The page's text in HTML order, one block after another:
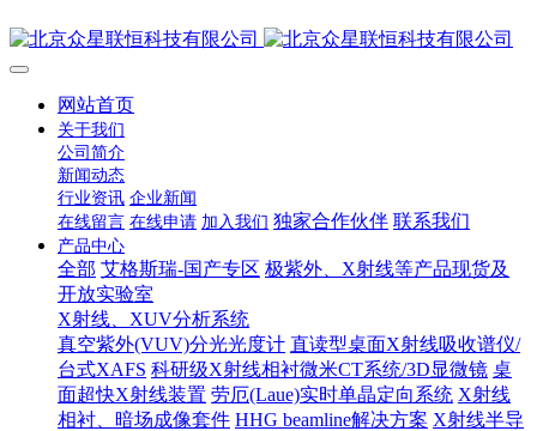
网站首页
关于我们
公司简介
新闻动态
行业资讯 企业新闻
在线留言 在线申请 加入我们 独家合作伙伴 联系我们
产品中心
全部 艾格斯瑞-国产专区 极紫外、X射线等产品现货及
开放实验室
X射线、XUV分析系统
真空紫外(VUV)分光光度计 直读型桌面X射线吸收谱仪/
台式XAFS 科研级X射线相衬微米CT系统/3D显微镜 桌
面超快X射线装置 劳厄(Laue)实时单晶定向系统 X射线
相衬、暗场成像套件 HHG beamline解决方案 X射线半导